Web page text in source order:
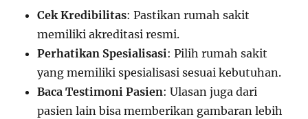
Cek Kredibilitas: Pastikan rumah sakit
memiliki akreditasi resmi.
Perhatikan Spesialisasi: Pilih rumah sakit
yang memiliki spesialisasi sesuai kebutuhan.
Baca Testimoni Pasien: Ulasan juga dari
pasien lain bisa memberikan gambaran lebih